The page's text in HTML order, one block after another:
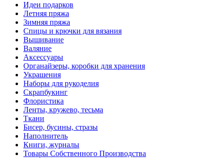
Идеи подарков
Летняя пряжа
Зимняя пряжа
Спицы и крючки для вязания
Вышивание
Валяние
Аксессуары
Органайзеры, коробки для хранения
Украшения
Наборы для рукоделия
Скрапбукинг
Флористика
Ленты, кружево, тесьма
Ткани
Бисер, бусины, стразы
Наполнитель
Книги, журналы
Товары Собственного Производства